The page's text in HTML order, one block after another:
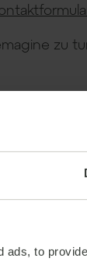
ads, to
zu